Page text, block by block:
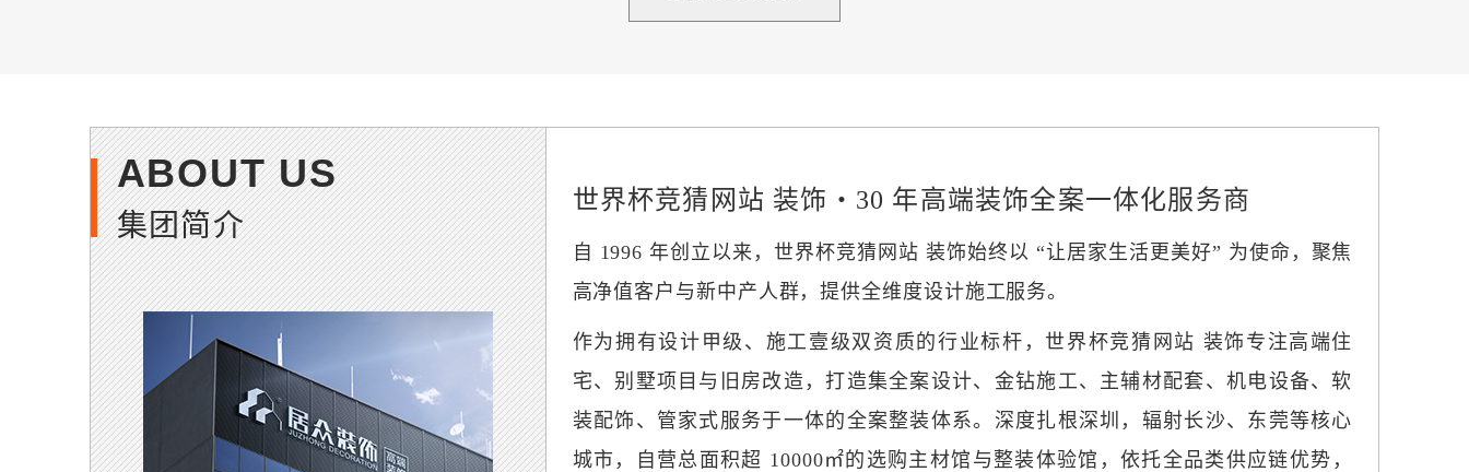
ABOUT US
集团简介
世界杯竞猜网站 装饰・30 年高端装饰全案一体化服务商
自 1996 年创立以来，世界杯竞猜网站 装饰始终以 “让居家生活更美好” 为使命，聚焦
高净值客户与新中产人群，提供全维度设计施工服务。
作为拥有设计甲级、施工壹级双资质的行业标杆，世界杯竞猜网站 装饰专注高端住
宅、别墅项目与旧房改造，打造集全案设计、金钻施工、主辅材配套、机电设备、软
装配饰、管家式服务于一体的全案整装体系。深度扎根深圳，辐射长沙、东莞等核心
城市，自营总面积超 10000㎡的选购主材馆与整装体验馆，依托全品类供应链优势，